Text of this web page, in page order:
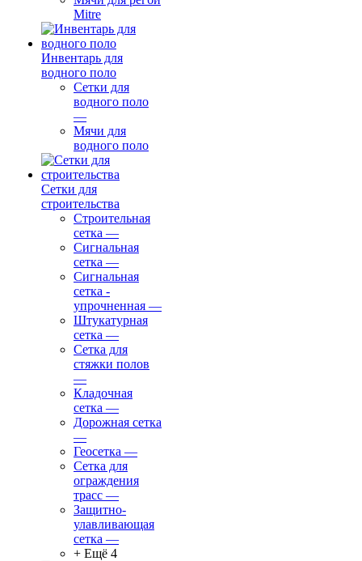
Mitre
Инвентарь для
водного поло
Сетки для
водного поло
—
Мячи для
водного поло
Сетки для
строительства
Строительная
сетка —
Сигнальная
сетка —
Сигнальная
сетка -
упрочненная —
Штукатурная
сетка —
Сетка для
стяжки полов
—
Кладочная
сетка —
Дорожная сетка
—
Геосетка —
Сетка для
ограждения
трасс —
Защитно-
улавливающая
сетка —
+ Ещё 4